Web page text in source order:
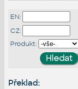
EN:
CZ:
Produkt:
Překlad: